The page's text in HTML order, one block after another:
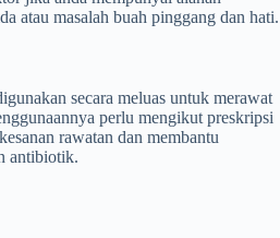
atau masalah buah pinggang dan hati.
secara meluas untuk merawat
perlu mengikut preskripsi
rawatan dan membantu
antibiotik.